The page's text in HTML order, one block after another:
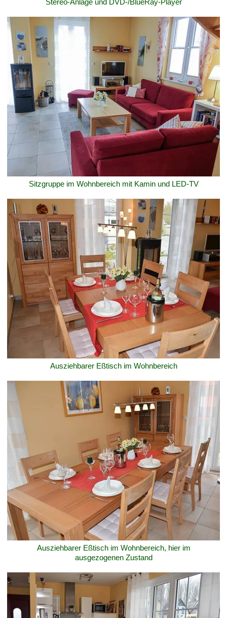
Stereo-Anlage und DVD-/BlueRay-Player
Sitzgruppe im Wohnbereich mit Kamin und LED-TV
Ausziehbarer Eßtisch im Wohnbereich
Ausziehbarer Eßtisch im Wohnbereich, hier im
ausgezogenen Zustand